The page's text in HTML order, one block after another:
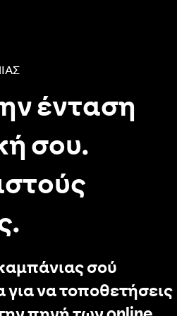
ένταση
σου.
σού
για να τοποθετήσεις